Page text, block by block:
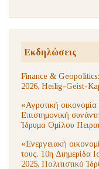
Εκδηλώσεις
Finance &
2026, Heilig-Geist-
«Αγροτική
Επιστημονική
Ίδρυμα Ομίλου
«Ενεργειακή
τους. 10η Διημερίδα
2025, Πολιτιστικό